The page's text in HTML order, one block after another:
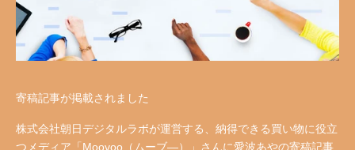
寄稿記事が掲載されました
株式会社朝日デジタルラボが運営する、納得できる買い物に役立
つメディア「Moovoo（ムーブ―）」さんに愛波あやの寄稿記事